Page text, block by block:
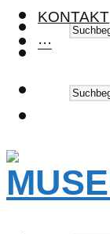
KONTAKT
···